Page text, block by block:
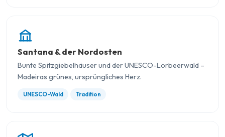
Santana & der Nordosten
Bunte Spitzgiebelhäuser und der UNESCO-Lorbeerwald –
Madeiras grünes, ursprüngliches Herz.
UNESCO-Wald Tradition